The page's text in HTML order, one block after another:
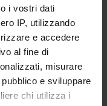
i vostri dati
IP, utilizzando
e accedere
al fine di
misurare
e sviluppare
chi utilizza i